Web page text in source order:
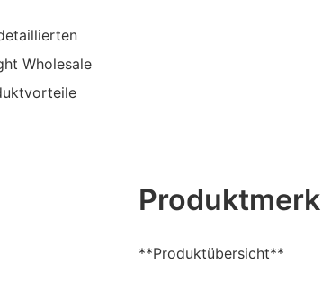
Wholesale
**Produktübersicht**